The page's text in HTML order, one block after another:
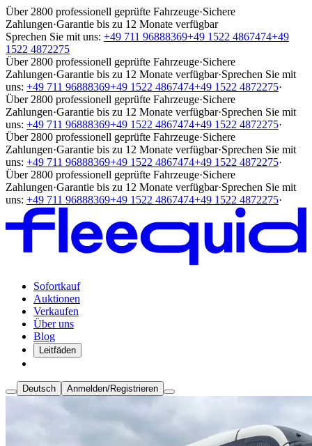
Über 2800 professionell geprüfte Fahrzeuge·Sichere
Zahlungen·Garantie bis zu 12 Monate verfügbar
Sprechen Sie mit uns: +49 711 96888369+49 1522 4867474+49
1522 4872275
Über 2800 professionell geprüfte Fahrzeuge·Sichere
Zahlungen·Garantie bis zu 12 Monate verfügbar·Sprechen Sie mit
uns: +49 711 96888369+49 1522 4867474+49 1522 4872275·
Über 2800 professionell geprüfte Fahrzeuge·Sichere
Zahlungen·Garantie bis zu 12 Monate verfügbar·Sprechen Sie mit
uns: +49 711 96888369+49 1522 4867474+49 1522 4872275·
Über 2800 professionell geprüfte Fahrzeuge·Sichere
Zahlungen·Garantie bis zu 12 Monate verfügbar·Sprechen Sie mit
uns: +49 711 96888369+49 1522 4867474+49 1522 4872275·
Über 2800 professionell geprüfte Fahrzeuge·Sichere
Zahlungen·Garantie bis zu 12 Monate verfügbar·Sprechen Sie mit
uns: +49 711 96888369+49 1522 4867474+49 1522 4872275·
Sofortkauf
Auktionen
Verkaufen
Über uns
Blog
Leitfäden
Deutsch Anmelden/Registrieren